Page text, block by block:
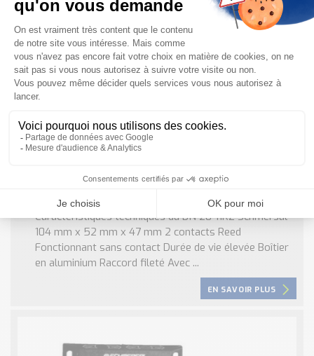
EN SAVOIR PLUS
BN 20-11RZ Schmersal : Interrupteur de
Caractéristiques techniques du BN 20-11RZ Schmersal
104 mm x 52 mm x 47 mm 2 contacts Reed
Fonctionnant sans contact Durée de vie élevée Boîtier
en aluminium Raccord fileté Avec ...
EN SAVOIR PLUS